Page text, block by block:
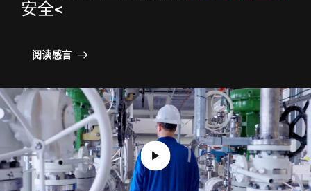
简化网络安全运营
在整个网络中采用零信任原则
在任何云中快速确定风险优先级并进行补救
实时预防云攻击
确保安全并缩小攻击面
从被动反应到主动出击
让我们的体验成为您的体验
制造业
医疗保健业
安全<
阅读感言